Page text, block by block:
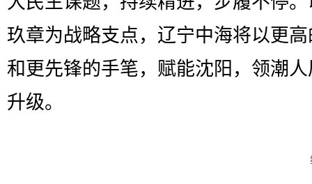
玖章为战略支点，辽宁中海将以更
和更先锋的手笔，赋能沈阳，领潮
升级。